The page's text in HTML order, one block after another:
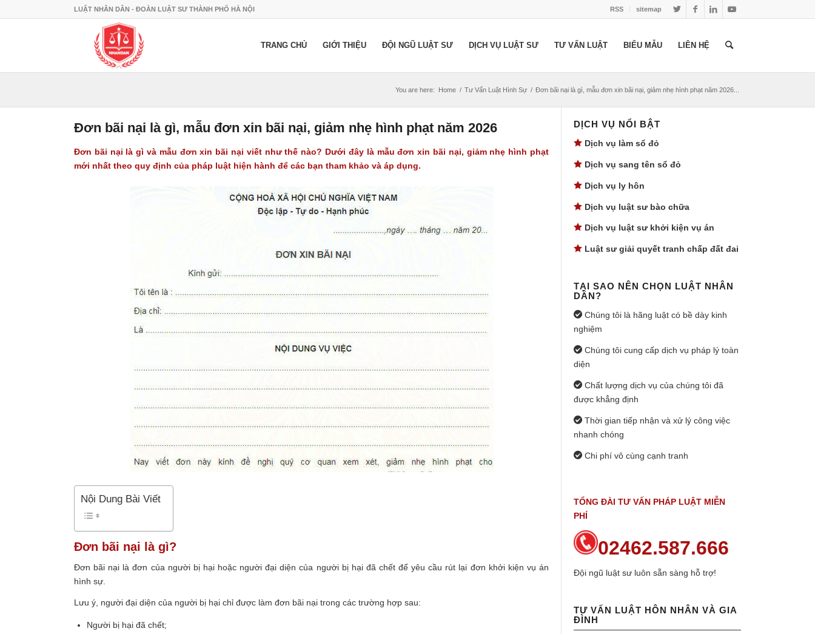
RSS sitemap
LUẬT NHÂN DÂN - ĐOÀN LUẬT SƯ THÀNH PHỐ HÀ NỘI
TRANG CHỦ GIỚI THIỆU ĐỘI NGŨ LUẬT SƯ DỊCH VỤ LUẬT SƯ TƯ VẤN LUẬT BIỂU MẪU LIÊN HỆ
You are here: Home / Tư Vấn Luật Hình Sự / Đơn bãi nại là gì, mẫu đơn xin bãi nại, giảm nhẹ hình phạt năm 2026...
Đơn bãi nại là gì, mẫu đơn xin bãi nại, giảm nhẹ hình phạt năm 2026
Đơn bãi nại là gì và mẫu đơn xin bãi nại viết như thế nào? Dưới đây là mẫu đơn xin bãi nại, giảm nhẹ hình phạt
mới nhất theo quy định của pháp luật hiện hành để các bạn tham khảo và áp dụng.
Nội Dung Bài Viết
Đơn bãi nại là gì?
Đơn bãi nại là đơn của người bị hại hoặc người đại diện của người bị hại đã chết để yêu cầu rút lại đơn khởi kiện vụ án
hình sự.
Lưu ý, người đại diện của người bị hại chỉ được làm đơn bãi nại trong các trường hợp sau:
Người bị hại đã chết;
DỊCH VỤ NỔI BẬT
Dịch vụ làm sổ đỏ
Dịch vụ sang tên sổ đỏ
Dịch vụ ly hôn
Dịch vụ luật sư bào chữa
Dịch vụ luật sư khởi kiện vụ án
Luật sư giải quyết tranh chấp đất đai
TẠI SAO NÊN CHỌN LUẬT NHÂN
DÂN?
Chúng tôi là hãng luật có bề dày kinh
nghiệm
Chúng tôi cung cấp dịch vụ pháp lý toàn
diện
Chất lượng dịch vụ của chúng tôi đã
được khẳng định
Thời gian tiếp nhận và xử lý công việc
nhanh chóng
Chi phí vô cùng cạnh tranh
TỔNG ĐÀI TƯ VẤN PHÁP LUẬT MIỄN
PHÍ
02462.587.666
Đội ngũ luật sư luôn sẵn sàng hỗ trợ!
TƯ VẤN LUẬT HÔN NHÂN VÀ GIA
ĐÌNH